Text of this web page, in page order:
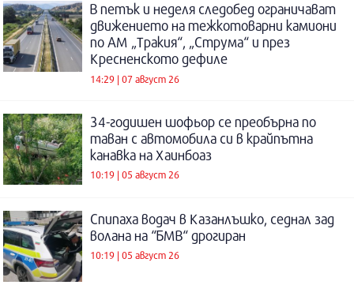
В петък и неделя следобед ограничават
движението на тежкотоварни камиони
по АМ „Тракия“, „Струма“ и през
Кресненското дефиле
14:29 | 07 август 26
34-годишен шофьор се преобърна по
таван с автомобила си в крайпътна
канавка на Хаинбоаз
10:19 | 05 август 26
Спипаха водач в Казанлъшко, седнал зад
волана на “БМВ“ дрогиран
10:19 | 05 август 26